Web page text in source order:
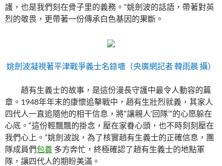
護，也是我們刻在骨子里的義務。”姚劍波的話語，帶著對英
烈的敬畏，更帶著一份傳承白色基因的果斷。
姚劍波凝視著平津戰爭義士名錄墻（央廣網記者 韓雨晨 攝）
趙有生義士的故事，是這份漫長守護中最令人動容的篇
章。1948年年末的康懷追擊戰中，趙有生壯烈就義，其家人
四代人一直追隨他的相干信息，將“讓親人‘回隊’”的心愿躲在
心底。“這份輕飄飄的掛念，壓在家眷心頭，也不時刻刻壓在
我們心上。”姚劍波說，為了核實趙有生義士的正確信息，團
隊成員們包養 多方奔忙，終極確認了趙有生義士的地點軍
隊，讓四代人的期盼美滿。